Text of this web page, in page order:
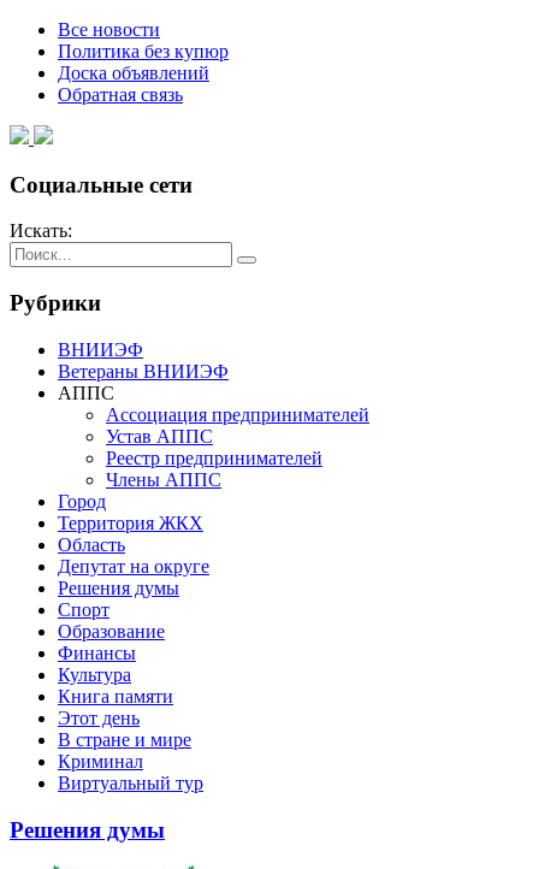
Все новости
Политика без купюр
Доска объявлений
Обратная связь
Социальные сети
Искать:
Рубрики
ВНИИЭФ
Ветераны ВНИИЭФ
АППС
Ассоциация предпринимателей
Устав АППС
Реестр предпринимателей
Члены АППС
Город
Территория ЖКХ
Область
Депутат на округе
Решения думы
Спорт
Образование
Финансы
Культура
Книга памяти
Этот день
В стране и мире
Криминал
Виртуальный тур
Решения думы